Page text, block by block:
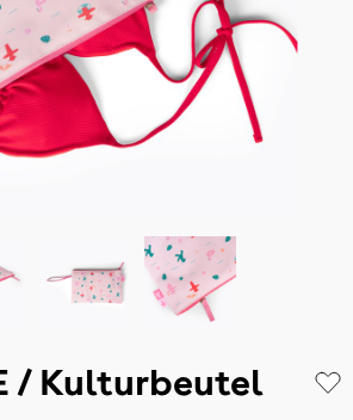
/ Kulturbeutel